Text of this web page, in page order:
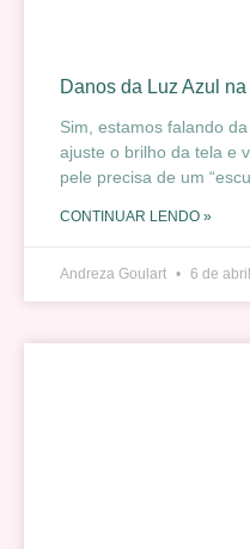
Danos da Luz Azul
Sim, estamos falando
ajuste o brilho da tela e
pele precisa de um
CONTINUAR LENDO »
Andreza Goulart 6 de